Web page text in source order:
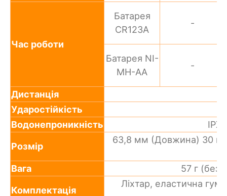
Час роботи
Батарея
CR123A
-
Батарея NI-
MH-AA
-
Дистанція
Ударостійкість
Водонепроникність
Розмір
63,8 мм (Довжина) 30
Вага 57 г (без
Комплектація
Ліхтар, еластична